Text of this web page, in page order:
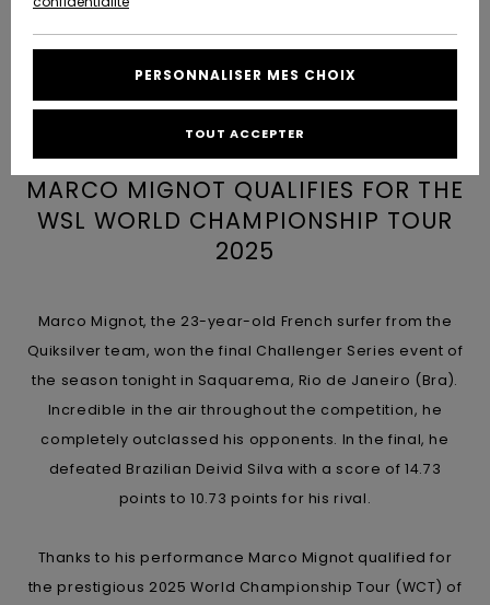
Découvrir
Découvrir
AIDE &
CONTACT
Démarrez
pour obtenir
la réponse la
plus rapide
à votre
question.
une
conversation
réponses
aux
les plus
fréquentes et
formulaire
Consulter
la FAQ
COLLECTION
LISTE DE
SOUHAITS
MARCO MIGNOT QUALIFIES FOR THE
WSL WORLD CHAMPIONSHIP TOUR
2025
Marco Mignot, the 23-year-old French surfer from the
Quiksilver team, won the final Challenger Series event of
the season tonight in Saquarema, Rio de Janeiro (Bra).
Incredible in the air throughout the competition, he
completely outclassed his opponents. In the final, he
defeated Brazilian Deivid Silva with a score of 14.73
points to 10.73 points for his rival.
Thanks to his performance Marco Mignot qualified for
the prestigious 2025 World Championship Tour (WCT) of
PERSONNALISER MES CHOIX
TOUT ACCEPTER